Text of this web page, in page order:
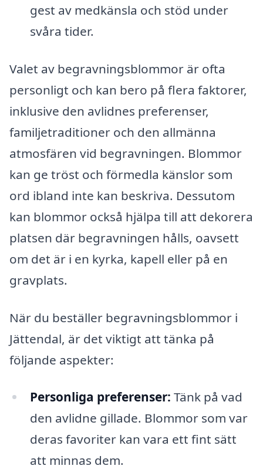
gest av medkänsla och stöd under
svåra tider.
Valet av begravningsblommor är ofta
personligt och kan bero på flera faktorer,
inklusive den avlidnes preferenser,
familjetraditioner och den allmänna
atmosfären vid begravningen. Blommor
kan ge tröst och förmedla känslor som
ord ibland inte kan beskriva. Dessutom
kan blommor också hjälpa till att dekorera
platsen där begravningen hålls, oavsett
om det är i en kyrka, kapell eller på en
gravplats.
När du beställer begravningsblommor i
Jättendal, är det viktigt att tänka på
följande aspekter:
Personliga preferenser: Tänk på vad
den avlidne gillade. Blommor som var
deras favoriter kan vara ett fint sätt
att minnas dem.